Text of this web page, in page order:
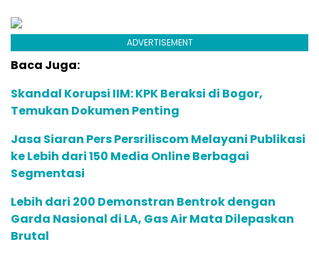
ADVERTISEMENT
Baca Juga:
Skandal Korupsi IIM: KPK Beraksi di Bogor,
Temukan Dokumen Penting
Jasa Siaran Pers Persriliscom Melayani Publikasi
ke Lebih dari 150 Media Online Berbagai
Segmentasi
Lebih dari 200 Demonstran Bentrok dengan
Garda Nasional di LA, Gas Air Mata Dilepaskan
Brutal